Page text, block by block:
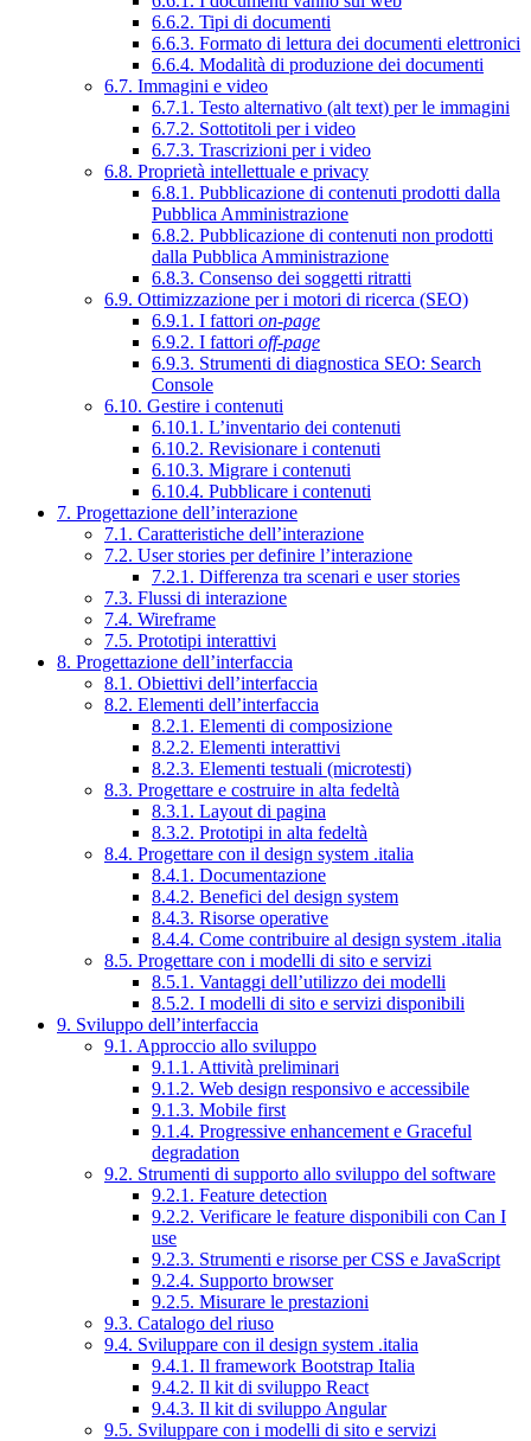
6.6.2. Tipi di documenti
6.6.3. Formato di lettura dei documenti elettronici
6.6.4. Modalità di produzione dei documenti
6.7. Immagini e video
6.7.1. Testo alternativo (alt text) per le immagini
6.7.2. Sottotitoli per i video
6.7.3. Trascrizioni per i video
6.8. Proprietà intellettuale e privacy
6.8.1. Pubblicazione di contenuti prodotti dalla
Pubblica Amministrazione
6.8.2. Pubblicazione di contenuti non prodotti
dalla Pubblica Amministrazione
6.8.3. Consenso dei soggetti ritratti
6.9. Ottimizzazione per i motori di ricerca (SEO)
6.9.1. I fattori on-page
6.9.2. I fattori off-page
6.9.3. Strumenti di diagnostica SEO: Search
Console
6.10. Gestire i contenuti
6.10.1. L’inventario dei contenuti
6.10.2. Revisionare i contenuti
6.10.3. Migrare i contenuti
6.10.4. Pubblicare i contenuti
7. Progettazione dell’interazione
7.1. Caratteristiche dell’interazione
7.2. User stories per definire l’interazione
7.2.1. Differenza tra scenari e user stories
7.3. Flussi di interazione
7.4. Wireframe
7.5. Prototipi interattivi
8. Progettazione dell’interfaccia
8.1. Obiettivi dell’interfaccia
8.2. Elementi dell’interfaccia
8.2.1. Elementi di composizione
8.2.2. Elementi interattivi
8.2.3. Elementi testuali (microtesti)
8.3. Progettare e costruire in alta fedeltà
8.3.1. Layout di pagina
8.3.2. Prototipi in alta fedeltà
8.4. Progettare con il design system .italia
8.4.1. Documentazione
8.4.2. Benefici del design system
8.4.3. Risorse operative
8.4.4. Come contribuire al design system .italia
8.5. Progettare con i modelli di sito e servizi
8.5.1. Vantaggi dell’utilizzo dei modelli
8.5.2. I modelli di sito e servizi disponibili
9. Sviluppo dell’interfaccia
9.1. Approccio allo sviluppo
9.1.1. Attività preliminari
9.1.2. Web design responsivo e accessibile
9.1.3. Mobile first
9.1.4. Progressive enhancement e Graceful
degradation
9.2. Strumenti di supporto allo sviluppo del software
9.2.1. Feature detection
9.2.2. Verificare le feature disponibili con Can I
use
9.2.3. Strumenti e risorse per CSS e JavaScript
9.2.4. Supporto browser
9.2.5. Misurare le prestazioni
9.3. Catalogo del riuso
9.4. Sviluppare con il design system .italia
9.4.1. Il framework Bootstrap Italia
9.4.2. Il kit di sviluppo React
9.4.3. Il kit di sviluppo Angular
9.5. Sviluppare con i modelli di sito e servizi